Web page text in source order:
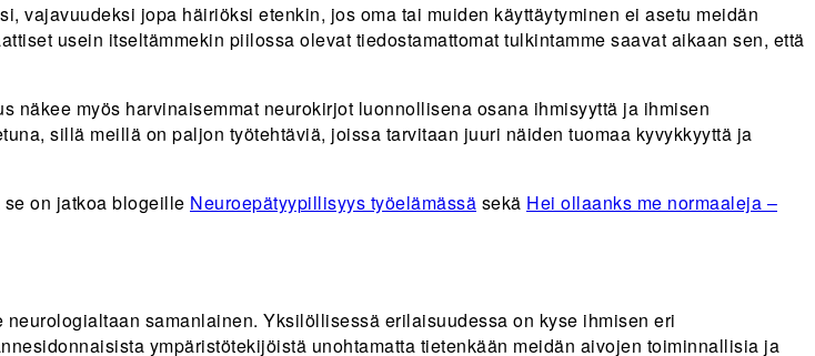
vajavuudeksi jopa häiriöksi etenkin, jos oma tai muiden käyttäytyminen ei asetu meidän
usein itseltämmekin piilossa olevat tiedostamattomat tulkintamme saavat aikaan sen, että
myös harvinaisemmat neurokirjot luonnollisena osana ihmisyyttä ja ihmisen
sillä meillä on paljon työtehtäviä, joissa tarvitaan juuri näiden tuomaa kyvykkyyttä ja
on jatkoa blogeille Neuroepätyypillisyys työelämässä sekä Hei ollaanks me normaaleja –
samanlainen. Yksilöllisessä erilaisuudessa on kyse ihmisen eri
ympäristötekijöistä unohtamatta tietenkään meidän aivojen toiminnallisia ja